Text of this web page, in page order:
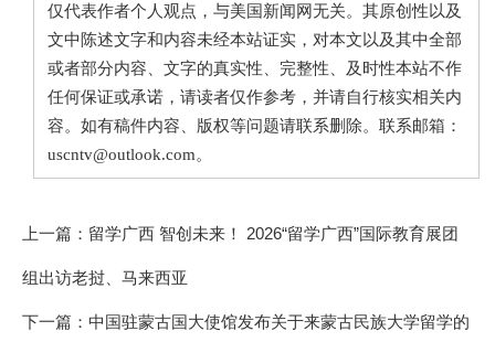
仅代表作者个人观点，与美国新闻网无关。其原创性以及
文中陈述文字和内容未经本站证实，对本文以及其中全部
或者部分内容、文字的真实性、完整性、及时性本站不作
任何保证或承诺，请读者仅作参考，并请自行核实相关内
容。如有稿件内容、版权等问题请联系删除。联系邮箱：
uscntv@outlook.com。
上一篇： 留学广西 智创未来！ 2026“留学广西”国际教育展团
组出访老挝、马来西亚
下一篇： 中国驻蒙古国大使馆发布关于来蒙古民族大学留学的